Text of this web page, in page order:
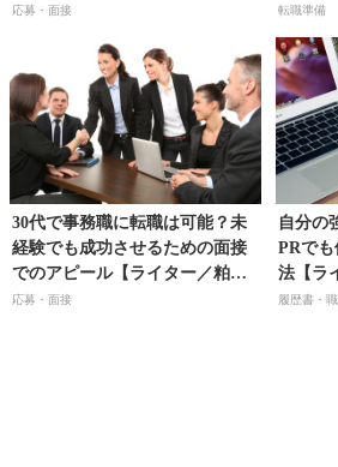
応募・面接
麻衣】
転職準備
30代で事務職に転職は可能？未
経験でも成功させるための面接
でのアピール【ライター／粕谷
麻衣】
応募・面接
自分の
PRで
法【ラ
履歴書・